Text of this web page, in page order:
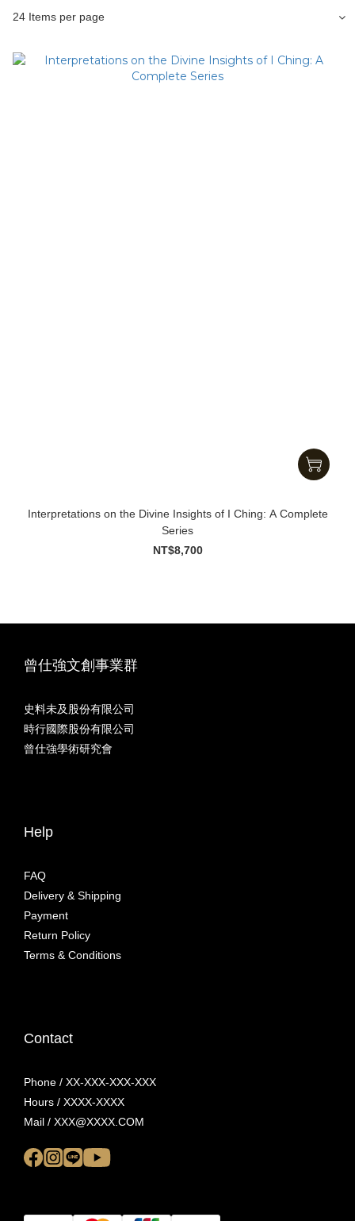
24 Items per page
Interpretations on the Divine Insights of I Ching: A Complete
Series
NT$8,700
曾仕強文創事業群
史料未及股份有限公司
時行國際股份有限公司
曾仕強學術研究會
Help
FAQ
Delivery & Shipping
Payment
Return Policy
Terms & Conditions
Contact
Phone / XX-XXX-XXX-XXX
Hours / XXXX-XXXX
Mail / XXX@XXXX.COM